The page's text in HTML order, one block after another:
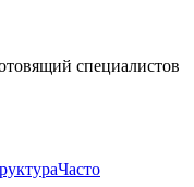
специалистов
Часто